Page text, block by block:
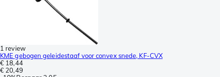
1 review
KME gebogen geleidestaaf voor convex snede, KF-CVX
€ 18,44
€ 20,49